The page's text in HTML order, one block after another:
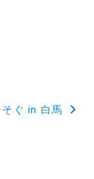
ぐ in 白馬